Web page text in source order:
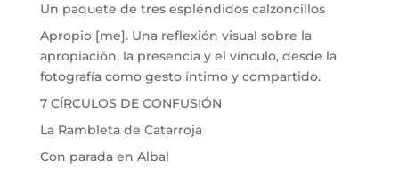
Un paquete de tres espléndidos calzoncillos
Apropio [me]. Una reflexión visual sobre la
apropiación, la presencia y el vínculo, desde la
fotografía como gesto íntimo y compartido.
7 CÍRCULOS DE CONFUSIÓN
La Rambleta de Catarroja
Con parada en Albal